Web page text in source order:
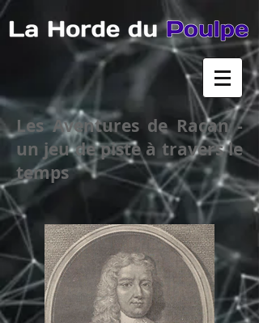
Les Aventures de Racan -
un jeu de piste à travers le
temps